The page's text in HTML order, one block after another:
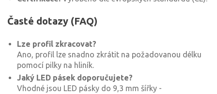
Časté dotazy (FAQ)
Lze profil zkracovat?
Ano, profil lze snadno zkrátit na požadovanou délku
pomocí pilky na hliník.
Jaký LED pásek doporučujete?
Vhodné jsou LED pásky do 9,3 mm šířky -